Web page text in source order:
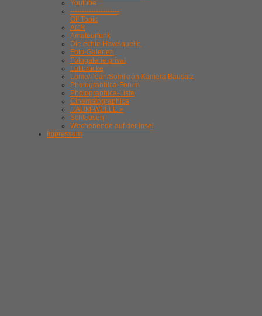
Youtube
---------------------
Off Topic
ACR
Amateurfunk
Die echte Havelquelle
Foto-Galerien
Fotogalerie privat
Luftbrücke
Lomo/Pearl/Somikron Kamera Bausatz
Photographica-Forum
Photographica-Liste
Cinematographica
RAUM-WELLE >
Schleusen
Wochenende auf der Insel
Impressum